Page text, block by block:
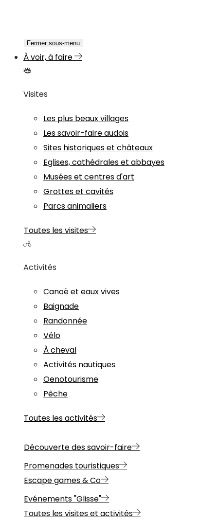
Fermer sous-menu
À voir, à faire
Visites
Les plus beaux villages
Les savoir-faire audois
Sites historiques et châteaux
Eglises, cathédrales et abbayes
Musées et centres d'art
Grottes et cavités
Parcs animaliers
Toutes les visites
Activités
Canoë et eaux vives
Baignade
Randonnée
Vélo
À cheval
Activités nautiques
Oenotourisme
Pêche
Toutes les activités
Découverte des savoir-faire
Promenades touristiques
Escape games & Co
Evénements "Glisse"
Toutes les visites et activités